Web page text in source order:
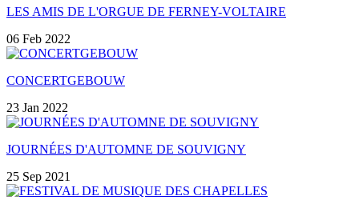
LES AMIS DE L'ORGUE DE FERNEY-VOLTAIRE
06 Feb 2022
CONCERTGEBOUW
23 Jan 2022
JOURNÉES D'AUTOMNE DE SOUVIGNY
25 Sep 2021